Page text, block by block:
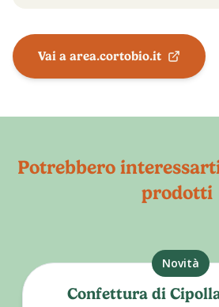
Vai a area.cortobio.it
Potrebbero
prodotti
Confettura di
Novità